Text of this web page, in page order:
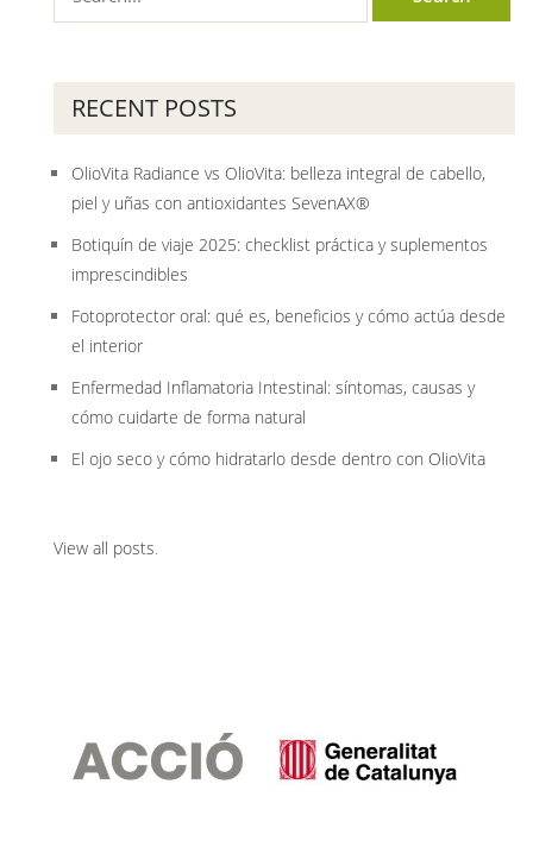
RECENT POSTS
OlioVita Radiance vs OlioVita: belleza integral de cabello,
piel y uñas con antioxidantes SevenAX®
Botiquín de viaje 2025: checklist práctica y suplementos
imprescindibles
Fotoprotector oral: qué es, beneficios y cómo actúa desde
el interior
Enfermedad Inflamatoria Intestinal: síntomas, causas y
cómo cuidarte de forma natural
El ojo seco y cómo hidratarlo desde dentro con OlioVita
View all posts.